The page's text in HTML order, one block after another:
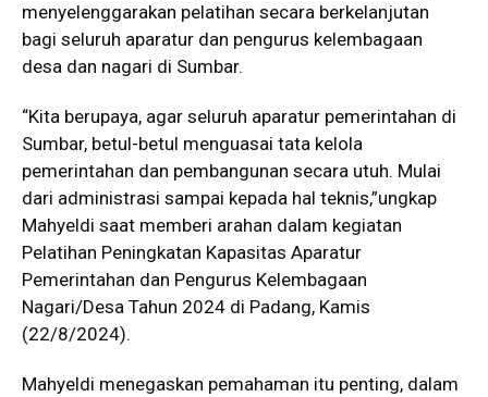
menyelenggarakan pelatihan secara berkelanjutan
bagi seluruh aparatur dan pengurus kelembagaan
desa dan nagari di Sumbar.
“Kita berupaya, agar seluruh aparatur pemerintahan di
Sumbar, betul-betul menguasai tata kelola
pemerintahan dan pembangunan secara utuh. Mulai
dari administrasi sampai kepada hal teknis,”ungkap
Mahyeldi saat memberi arahan dalam kegiatan
Pelatihan Peningkatan Kapasitas Aparatur
Pemerintahan dan Pengurus Kelembagaan
Nagari/Desa Tahun 2024 di Padang, Kamis
(22/8/2024).
Mahyeldi menegaskan pemahaman itu penting, dalam